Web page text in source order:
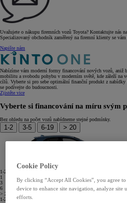
Uvažujete o nákupu firemních vozů Toyota? Kontaktujte nás na
Specializovaný obchodník zaměřený na firemní klienty se vám
Napište nám
Nabízíme vám moderní formy financování nových vozů,
mobilitu a svobodu pohybu v moderním světě, kde záleží na
cílů. Vyberte si pro sebe optimální finanční produkt z
se podívejte do budoucnosti.
Zjistěte vice
Vyberte si financování na míru svým
Bez ohledu na počet vozů nabídneme stejné podmínky.
1-2 3-5 6-19 > 20
1-2
1
3
6
> 20
1-2
vozy
Cookie Policy
By clicking “Accept All Cookies”, you agree
device to enhance site navigation, analyze site
efforts.